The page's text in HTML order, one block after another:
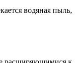
водяная пыль,